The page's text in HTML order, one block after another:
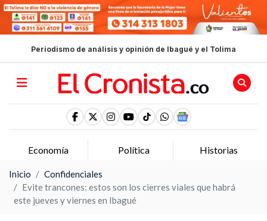
Periodismo de análisis y opinión de Ibagué y el Tolima
Economía Política Historias
Inicio
Confidenciales
Evite trancones: estos son los cierres viales que habrá
este jueves y viernes en Ibagué